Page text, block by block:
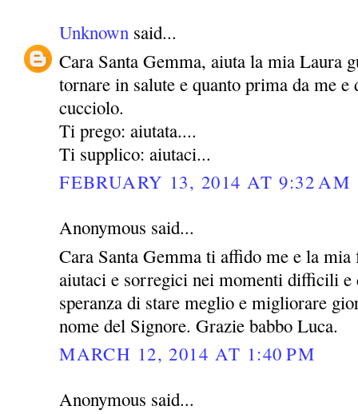
Unknown said...
Cara Santa Gemma, aiuta la mia Laura
tornare in salute e quanto prima da me
cucciolo.
Ti prego: aiutata....
Ti supplico: aiutaci...
FEBRUARY 13, 2014 AT 9:32 AM
Anonymous said...
Cara Santa Gemma ti affido me e la
aiutaci e sorregici nei momenti difficili e
speranza di stare meglio e migliorare
nome del Signore. Grazie babbo Luca.
MARCH 12, 2014 AT 1:40 PM
Anonymous said...